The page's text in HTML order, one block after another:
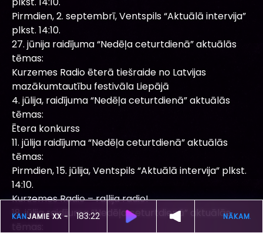
ŠOBRĪD SKANJAMIE XX -GIRL
183:18
Pirmdien, 2. septembrī, Ventspils “Aktuālā intervija”
plkst. 14:10.
27. jūnija raidījuma “Nedēļa ceturtdienā” aktuālās
tēmas:
Kurzemes Radio ēterā tiešraide no Latvijas
mazākumtautību festivāla Liepājā
4. jūlija, raidījuma “Nedēļa ceturtdienā” aktuālās
tēmas:
Ētera konkurss
11. jūlija raidījuma “Nedēļa ceturtdienā” aktuālās
tēmas:
Pirmdien, 15. jūlija, Ventspils “Aktuālā intervija” plkst.
14:10.
Kurzemes Radio – rallija radio!
18. jūlija raidījuma “Nedēļa ceturtdienā” aktuālās
tēmas: